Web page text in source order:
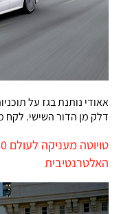
אאודי נותנת בגז על
דלק מן הדור השישי. לקח
האלטרנטיבית